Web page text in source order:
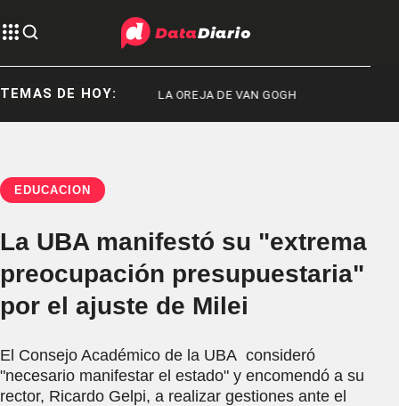
TEMAS DE HOY:
CONCERT WEEK LA OREJA DE VAN GOGH
EDUCACIÓN
La UBA manifestó su "extrema
preocupación presupuestaria"
por el ajuste de Milei
El Consejo Académico de la UBA consideró
"necesario manifestar el estado" y encomendó a su
rector, Ricardo Gelpi, a realizar gestiones ante el